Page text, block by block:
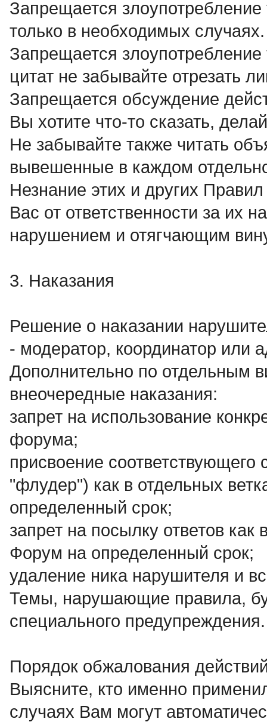
Запрещается злоупотребление
только в необходимых случаях.
Запрещается
цитат не забывайте отрезать
Запрещается обсуждение
Вы хотите что-то сказать,
Не забывайте также читать
вывешенные в каждом
Незнание этих и других
Вас от ответственности за их
нарушением и отягчающим
3. Наказания
Решение о наказании
- модератор, координатор или
Дополнительно по отдельным
внеочередные наказания:
запрет на использование
форума;
присвоение соответствующего
"флудер") как в отдельных
определенный срок;
запрет на посылку ответов
Форум на определенный срок;
удаление ника нарушителя и
Темы, нарушающие правила,
специального предупреждения.
Порядок обжалования
Выясните, кто именно
случаях Вам могут